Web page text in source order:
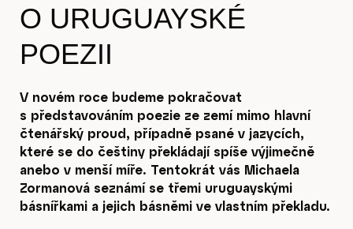
O URUGUAYSKÉ
POEZII
V novém roce budeme pokračovat
s představováním poezie ze zemí mimo hlavní
čtenářský proud, případně psané v jazycích,
které se do češtiny překládají spíše výjimečně
anebo v menší míře. Tentokrát vás Michaela
Zormanová seznámí se třemi uruguayskými
básnířkami a jejich básněmi ve vlastním překladu.